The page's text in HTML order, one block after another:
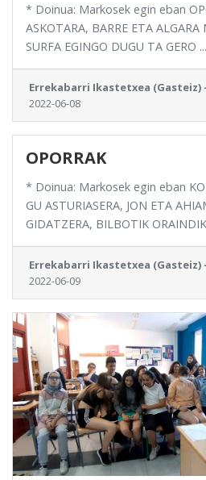
* Doinua: Markosek egin eban
ASKOTARA, BARRE ETA ALGARA
SURFA EGINGO DUGU TA GERO ...
Errekabarri Ikastetxea (Gasteiz)
2022-06-08
OPORRAK
* Doinua: Markosek egin eban
GU ASTURIASERA, JON ETA
GIDATZERA, BILBOTIK
Errekabarri Ikastetxea (Gasteiz)
2022-06-09